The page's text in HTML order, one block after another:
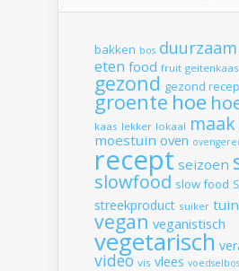
bakken bos duurzaam
eten food fruit geitenkaas
gezond gezond
groente hoe
kaas lekker lokaal maak
moestuin oven
recept seizoen
slowfood slow food
streekproduct suiker tuin
vegan veganistisch
vegetarisch
video vis vlees voedselbos